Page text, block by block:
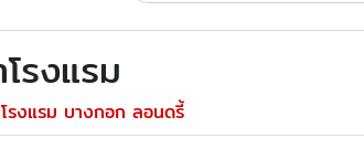
รงแรม
รงแรม บางกอก ลอนดรี้